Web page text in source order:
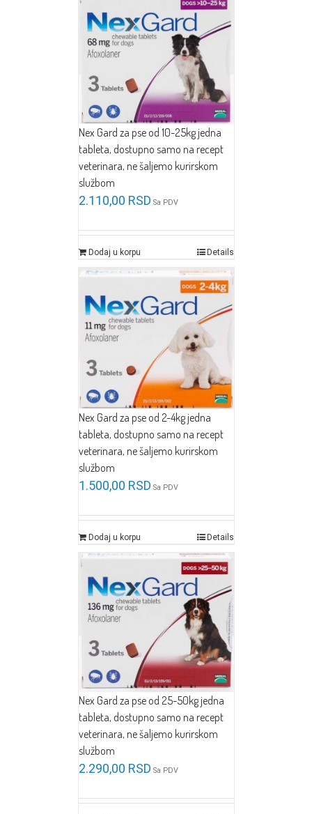
Nex Gard za pse od 10-25kg jedna
tableta, dostupno samo na recept
veterinara, ne šaljemo kurirskom
službom
2.110,00 RSD Sa PDV
Dodaj u korpu Details
Nex Gard za pse od 2-4kg jedna
tableta, dostupno samo na recept
veterinara, ne šaljemo kurirskom
službom
1.500,00 RSD Sa PDV
Dodaj u korpu Details
Nex Gard za pse od 25-50kg jedna
tableta, dostupno samo na recept
veterinara, ne šaljemo kurirskom
službom
2.290,00 RSD Sa PDV